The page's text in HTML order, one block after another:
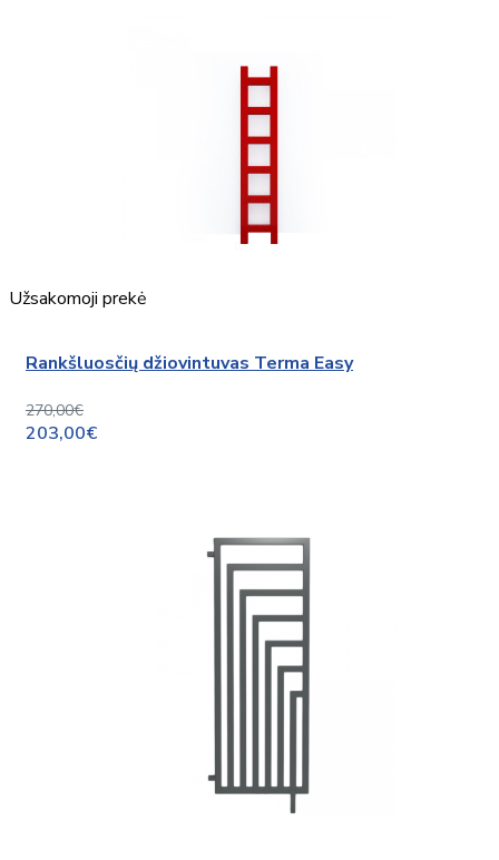
Užsakomoji prekė
Rankšluosčių džiovintuvas Terma Easy
270,00€
203,00€